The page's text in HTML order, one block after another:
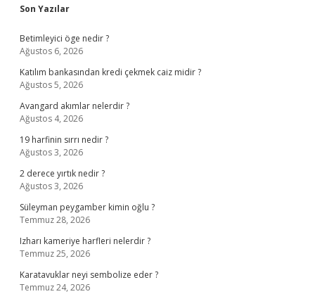
Sidebar
Son Yazılar
Betimleyici öge nedir ?
Ağustos 6, 2026
Katılım bankasından kredi çekmek caiz midir ?
Ağustos 5, 2026
Avangard akımlar nelerdir ?
Ağustos 4, 2026
19 harfinin sırrı nedir ?
Ağustos 3, 2026
2 derece yırtık nedir ?
Ağustos 3, 2026
Süleyman peygamber kimin oğlu ?
Temmuz 28, 2026
Izharı kameriye harfleri nelerdir ?
Temmuz 25, 2026
Karatavuklar neyi sembolize eder ?
Temmuz 24, 2026